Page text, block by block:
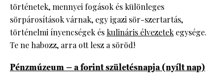
történetek, mennyei fogások és különleges
sörpárosítások várnak, egy igazi sör-szertartás,
történelmi ínyencségek és kulináris élvezetek egysége.
Te ne habozz, arra ott lesz a söröd!
Pénzmúzeum – a forint születésnapja (nyílt nap)